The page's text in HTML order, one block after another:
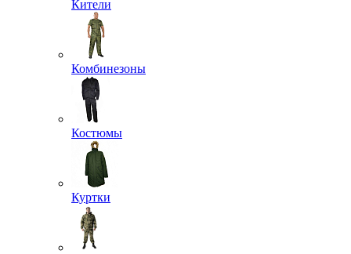
Кители
Комбинезоны
Костюмы
Куртки